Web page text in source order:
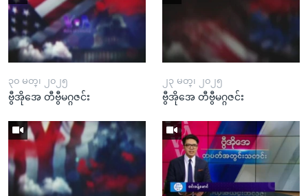
၃၀ မတ္၊ ၂၀၂၅
ဗွီအိုအေ တီဗွီမဂ္ဂဇင်း
၂၃ မတ္၊ ၂၀၂၅
ဗွီအိုအေ တီဗွီမဂ္ဂဇင်း